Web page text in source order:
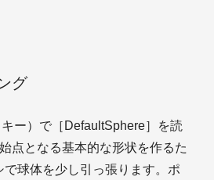
グ
キー）で［DefaultSphere］を読
点となる基本的な形状を作るた
球体を少し引っ張ります。ポ